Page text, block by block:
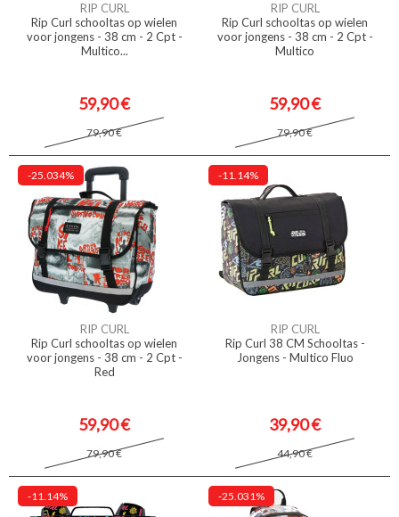
RIP CURL
Rip Curl schooltas op wielen
voor jongens - 38 cm - 2 Cpt -
Multico...
59,90 €
79,90 €
RIP CURL
Rip Curl schooltas op wielen
voor jongens - 38 cm - 2 Cpt -
Multico
59,90 €
79,90 €
-25.034%
RIP CURL
Rip Curl schooltas op wielen
voor jongens - 38 cm - 2 Cpt -
Red
59,90 €
79,90 €
-11.14%
RIP CURL
Rip Curl 38 CM Schooltas -
Jongens - Multico Fluo
39,90 €
44,90 €
-11.14% -25.031%